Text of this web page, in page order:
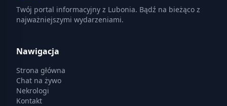
Twój portal informacyjny z Lubonia. Bądź na bieżąco z
najważniejszymi wydarzeniami.
Nawigacja
Strona główna
Chat na żywo
Nekrologi
Kontakt